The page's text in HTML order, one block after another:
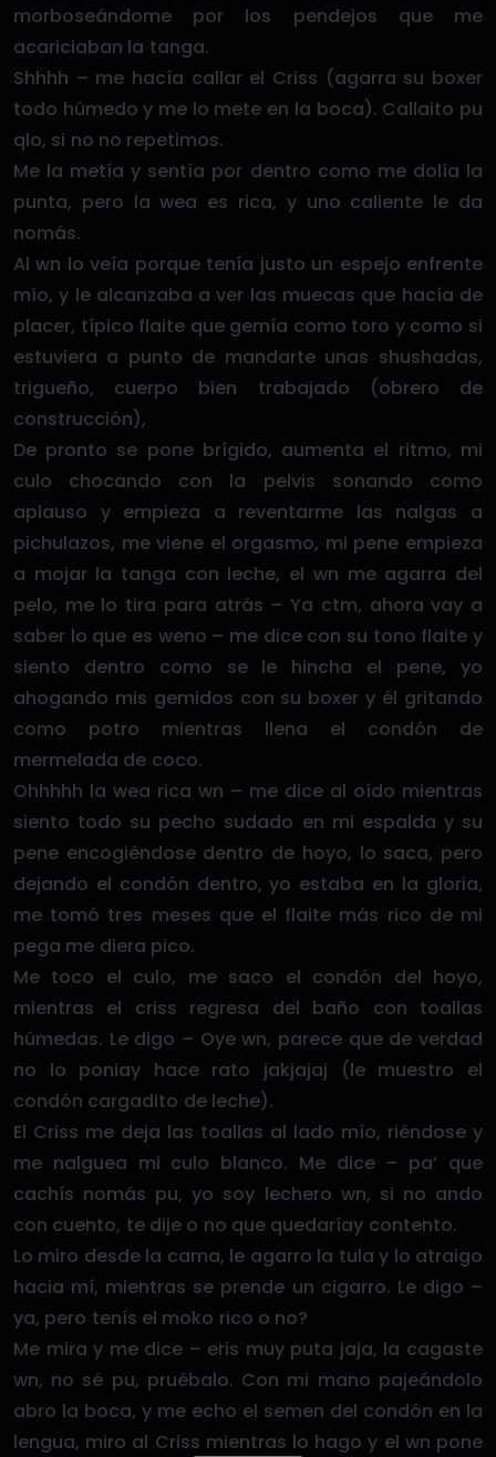
morboseándome por los pendejos que me
acariciaban la tanga.
Shhhh – me hacía callar el Criss (agarra su boxer
todo húmedo y me lo mete en la boca). Callaito pu
qlo, si no no repetimos.
Me la metía y sentía por dentro como me dolía la
punta, pero la wea es rica, y uno caliente le da
nomás.
Al wn lo veía porque tenía justo un espejo enfrente
mío, y le alcanzaba a ver las muecas que hacía de
placer, típico flaite que gemía como toro y como si
estuviera a punto de mandarte unas shushadas,
trigueño, cuerpo bien trabajado (obrero de
construcción),
De pronto se pone brígido, aumenta el ritmo, mi
culo chocando con la pelvis sonando como
aplauso y empieza a reventarme las nalgas a
pichulazos, me viene el orgasmo, mi pene empieza
a mojar la tanga con leche, el wn me agarra del
pelo, me lo tira para atrás – Ya ctm, ahora vay a
saber lo que es weno – me dice con su tono flaite y
siento dentro como se le hincha el pene, yo
ahogando mis gemidos con su boxer y él gritando
como potro mientras llena el condón de
mermelada de coco.
Ohhhhh la wea rica wn – me dice al oído mientras
siento todo su pecho sudado en mi espalda y su
pene encogiéndose dentro de hoyo, lo saca, pero
dejando el condón dentro, yo estaba en la gloria,
me tomó tres meses que el flaite más rico de mi
pega me diera pico.
Me toco el culo, me saco el condón del hoyo,
mientras el criss regresa del baño con toallas
húmedas. Le digo – Oye wn, parece que de verdad
no lo poniay hace rato jakjajaj (le muestro el
condón cargadito de leche).
El Criss me deja las toallas al lado mío, riéndose y
me nalguea mi culo blanco. Me dice – pa’ que
cachís nomás pu, yo soy lechero wn, si no ando
con cuento, te dije o no que quedaríay contento.
Lo miro desde la cama, le agarro la tula y lo atraigo
hacia mí, mientras se prende un cigarro. Le digo –
ya, pero tenís el moko rico o no?
Me mira y me dice – eris muy puta jaja, la cagaste
wn, no sé pu, pruébalo. Con mi mano pajeándolo
abro la boca, y me echo el semen del condón en la
lengua, miro al Criss mientras lo hago y el wn pone